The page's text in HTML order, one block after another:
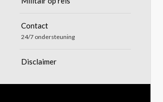
Contact
24/7 ondersteuning
Disclaimer